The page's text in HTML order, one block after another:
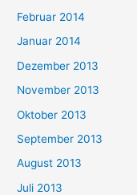
Februar 2014
Januar 2014
Dezember 2013
November 2013
Oktober 2013
September 2013
August 2013
Juli 2013